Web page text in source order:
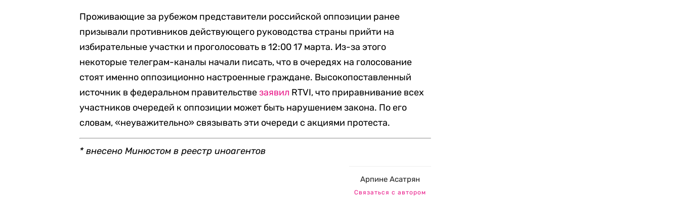
Проживающие за рубежом представители российской оппозиции ранее
призывали противников действующего руководства страны прийти на
избирательные участки и проголосовать в 12:00 17 марта. Из-за этого
некоторые телеграм-каналы начали писать, что в очередях на голосование
стоят именно оппозиционно настроенные граждане. Высокопоставленный
источник в федеральном правительствезаявил RTVI, что приравнивание всех
участников очередей к оппозиции может быть нарушением закона. По его
словам, «неуважительно» связывать эти очереди с акциями протеста.
* внесено Минюстом в реестр иноагентов
Арпине Асатрян
Связаться с автором